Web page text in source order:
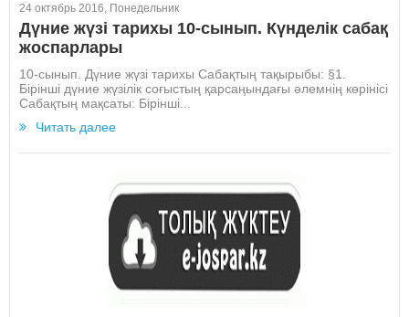
24 октябрь 2016, Понедельник
Дүние жүзі тарихы 10-сынып. Күнделік сабақ
жоспарлары
10-сынып. Дүние жүзі тарихы Сабақтың тақырыбы: §1.
Бірінші дүние жүзілік соғыстың қарсаңындағы әлемнің көрінісі
Сабақтың мақсаты: Бірінші...
Читать далее